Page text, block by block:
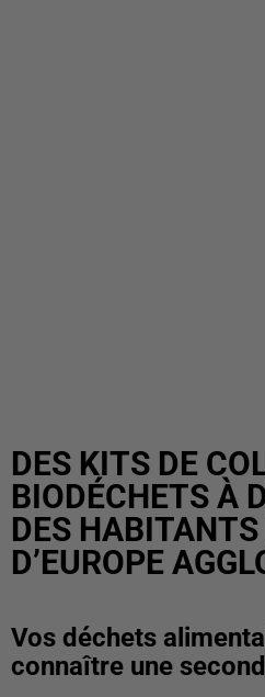
DES KITS DE
BIODÉCHETS À
DES
D’EUROPE
Vos déchets
connaître une